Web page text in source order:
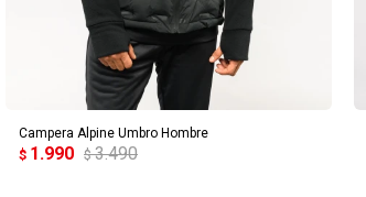
Campera Alpine Umbro Hombre
$ 1.990 $ 3.490
AGREGAR AL CARRITO